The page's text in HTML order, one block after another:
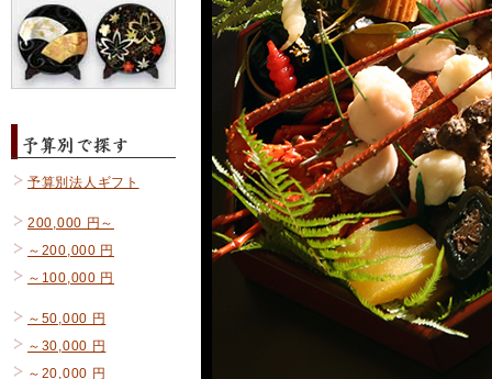
予算別法人ギフト
200,000 円～
～200,000 円
～100,000 円
～50,000 円
～30,000 円
～20,000 円